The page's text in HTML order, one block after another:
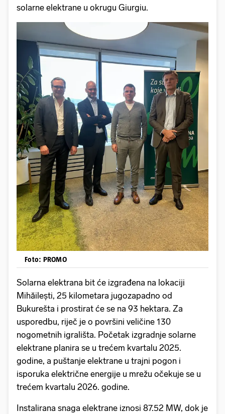
solarne elektrane u okrugu Giurgiu.
Foto: PROMO
Solarna elektrana bit će izgrađena na lokaciji
Mihăilești, 25 kilometara jugozapadno od
Bukurešta i prostirat će se na 93 hektara. Za
usporedbu, riječ je o površini veličine 130
nogometnih igrališta. Početak izgradnje solarne
elektrane planira se u trećem kvartalu 2025.
godine, a puštanje elektrane u trajni pogon i
isporuka električne energije u mrežu očekuje se u
trećem kvartalu 2026. godine.
Instalirana snaga elektrane iznosi 87.52 MW, dok je